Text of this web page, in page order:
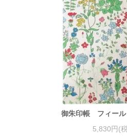
御朱印帳 フィール
5,830円(